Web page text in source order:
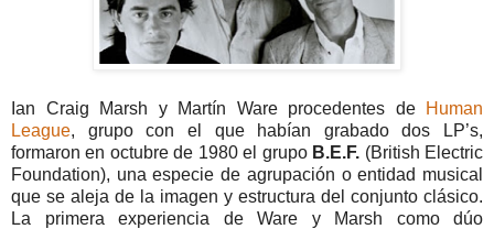
Ian Craig Marsh y Martín Ware procedentes de
Human
League, grupo con el que habían grabado dos LP’s,
formaron en octubre de 1980 el grupo B.E.F. (British Electric
Foundation), una especie de agrupación o entidad musical
que se aleja de la imagen y estructura del conjunto clásico.
La primera experiencia de Ware y Marsh como dúo